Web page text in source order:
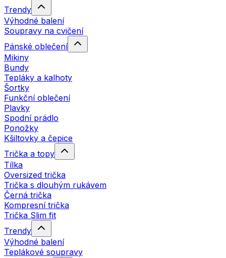
Trendy
Výhodné balení
Soupravy na cvičení
Pánské oblečení
Mikiny
Bundy
Tepláky a kalhoty
Šortky
Funkční oblečení
Plavky
Spodní prádlo
Ponožky
Kšiltovky a čepice
Trička a topy
Tílka
Oversized trička
Trička s dlouhým rukávem
Černá trička
Kompresní trička
Trička Slim fit
Trendy
Výhodné balení
Teplákové soupravy